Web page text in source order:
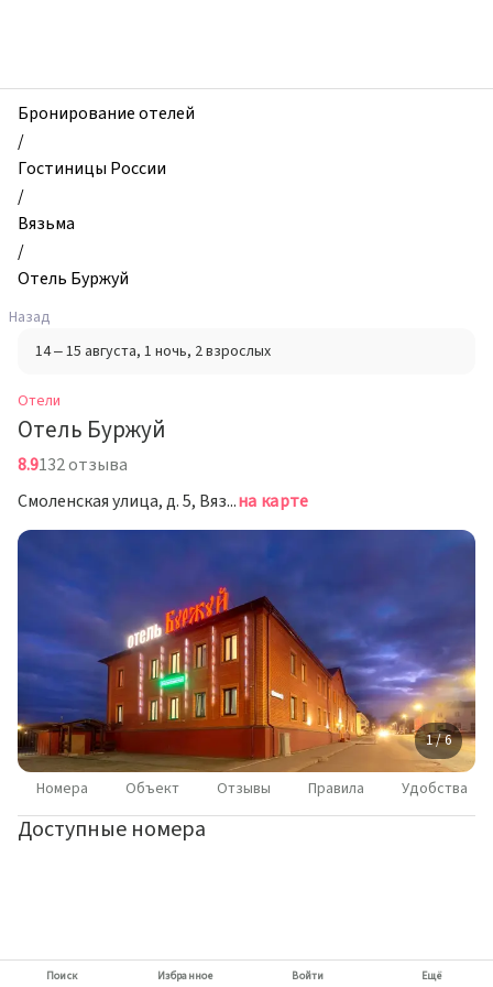
Отель
Буржуй,
Вязьма,
Россия
Бронирование отелей
/
Гостиницы России
/
Вязьма
/
Отель Буржуй
Назад
14 – 15 августа, 1 ночь, 2 взрослых
Отели
Отель Буржуй
8.9132 отзыва
Смоленская улица, д. 5, Вязьмана карте
1 / 6
Номера Объект Отзывы Правила Удобства
Доступные номера
Поиск Избранное Войти Ещё